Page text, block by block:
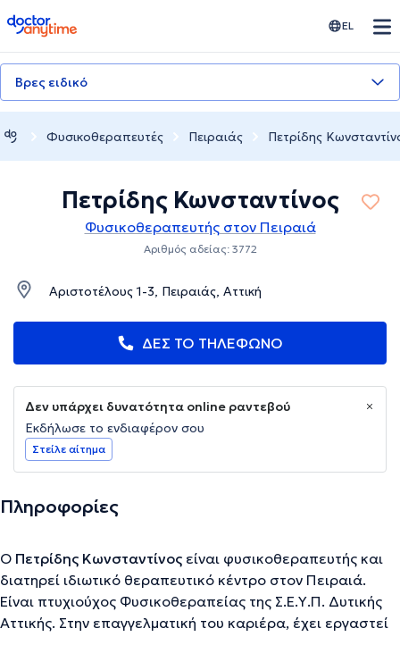
doctoranytime EL
Βρες ειδικό
Φυσικοθεραπευτές Πειραιάς Πετρίδης
Πετρίδης Κωνσταντίνος
Φυσικοθεραπευτής στον Πειραιά
Αριθμός αδείας: 3772
Αριστοτέλους 1-3, Πειραιάς, Αττική
ΔΕΣ ΤΟ ΤΗΛΕΦΩΝΟ
Δεν υπάρχει δυνατότητα online ραντεβού
Εκδήλωσε το ενδιαφέρον σου
Στείλε αίτημα
Πληροφορίες
Ο Πετρίδης Κωνσταντίνος είναι φυσικοθεραπευτής και
διατηρεί ιδιωτικό θεραπευτικό κέντρο στον Πειραιά.
Είναι πτυχιούχος Φυσικοθεραπείας της Σ.Ε.Υ.Π. Δυτικής
Αττικής. Στην επαγγελματική του καριέρα, έχει εργαστεί